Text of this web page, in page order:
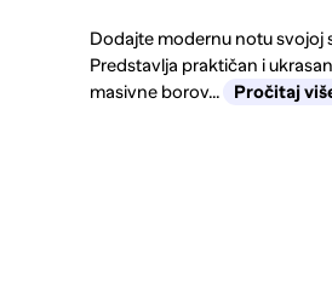
Dodajte modernu notu svojoj
Predstavlja praktičan i
masivne borov...
Pročitaj